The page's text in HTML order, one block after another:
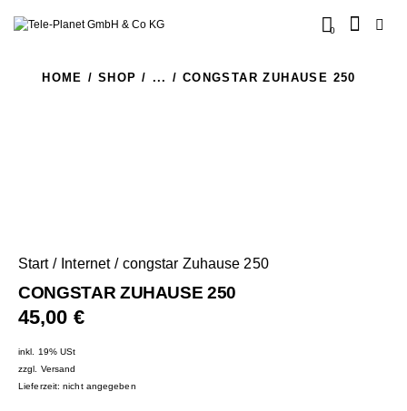
0
HOME SHOP ... CONGSTAR ZUHAUSE 250
Start Internet congstar Zuhause 250
CONGSTAR ZUHAUSE 250
45,00 €
inkl. 19% USt
zzgl. Versand
Lieferzeit: nicht angegeben